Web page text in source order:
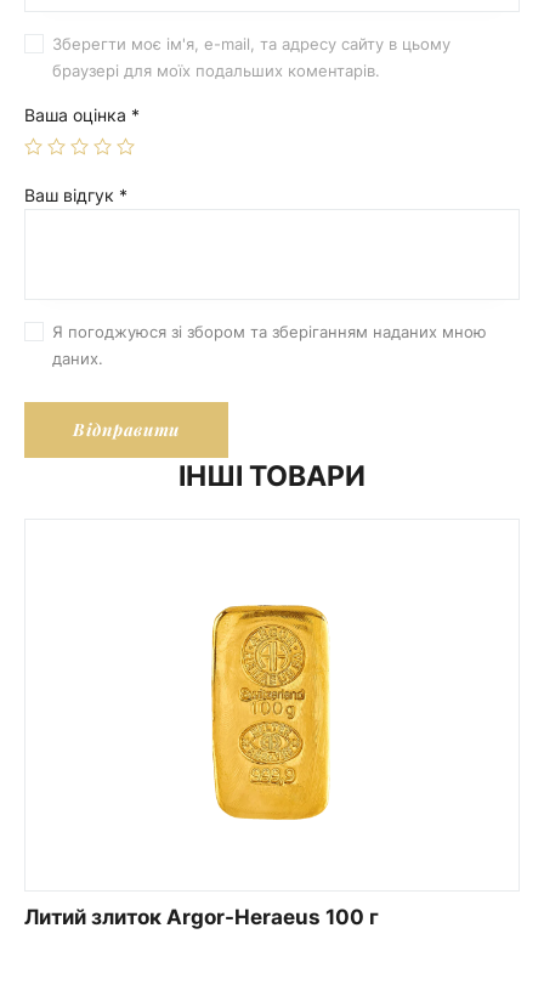
Зберегти моє ім'я, e-mail, та адресу сайту в цьому
браузері для моїх подальших коментарів.
Ваша оцінка *
Ваш відгук *
Я погоджуюся зі збором та зберіганням наданих мною
даних.
ІНШІ ТОВАРИ
Литий злиток Argor-Heraeus 100 г